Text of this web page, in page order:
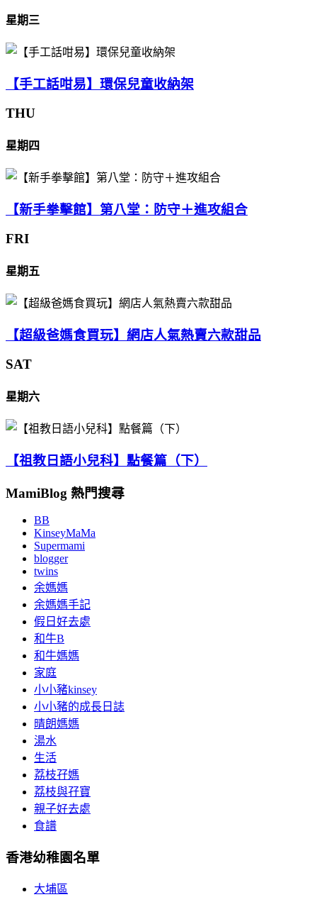
星期三
【手工話咁易】環保兒童收納架
THU
星期四
【新手拳擊館】第八堂：防守＋進攻組合
FRI
星期五
【超級爸媽食買玩】網店人氣熱賣六款甜品
SAT
星期六
【祖教日語小兒科】點餐篇（下）
MamiBlog 熱門搜尋
BB
KinseyMaMa
Supermami
blogger
twins
余媽媽
余媽媽手記
假日好去處
和牛B
和牛媽媽
家庭
小小豬kinsey
小小豬的成長日誌
晴朗媽媽
湯水
生活
荔枝孖媽
荔枝與孖寶
親子好去處
食譜
香港幼稚園名單
大埔區